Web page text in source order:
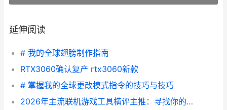
延伸阅读
# 我的全球翅膀制作指南
RTX3060确认复产 rtx3060新款
# 掌握我的全球更改模式指令的技巧与技巧
2026年主流联机游戏工具横评主推：寻找你的游戏最佳拍档 2020联机